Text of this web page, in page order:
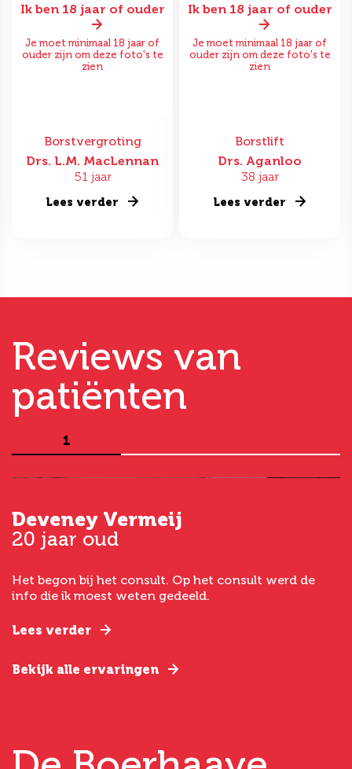
Ik ben 18 jaar of ouder
Je moet minimaal 18 jaar of
ouder zijn om deze foto's te
zien
Borstvergroting
Drs. L.M. MacLennan
51 jaar
Lees verder
Ik ben 18 jaar of ouder
Je moet minimaal 18 jaar of
ouder zijn om deze foto's te
zien
Borstlift
Drs. Aganloo
38 jaar
Lees verder
Reviews van
patiënten
1
Deveney Vermeij
20 jaar oud
Het begon bij het consult. Op het consult werd de
info die ik moest weten gedeeld.
Lees verder
Bekijk alle ervaringen